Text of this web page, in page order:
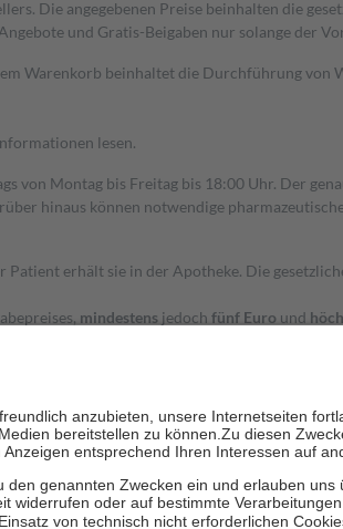
Die angegebenen Preise beinhalten die
und Gratis-Beigaben nur solange der
Warenkorb beinhaltet die Durchführung von
lesen.
von Montag bis Freitag bis 18:00 Uhr. Der
hinaus können notwendige
erhält sie in der Apotheke. Die
mindestens jedoch fünf Euro und
besondere Stellung der Familie zu
Fahrkosten